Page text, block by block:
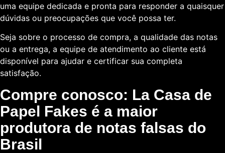
uma equipe dedicada e pronta para responder a quaisquer
dúvidas ou preocupações que você possa ter.
Seja sobre o processo de compra, a qualidade das notas
ou a entrega, a equipe de atendimento ao cliente está
disponível para ajudar e certificar sua completa
satisfação.
Compre conosco: La Casa de
Papel Fakes é a maior
produtora de notas falsas do
Brasil